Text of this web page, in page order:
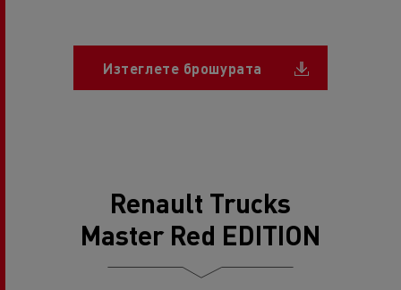
Изтеглете брошурата Document
Renault Trucks
Master Red EDITION